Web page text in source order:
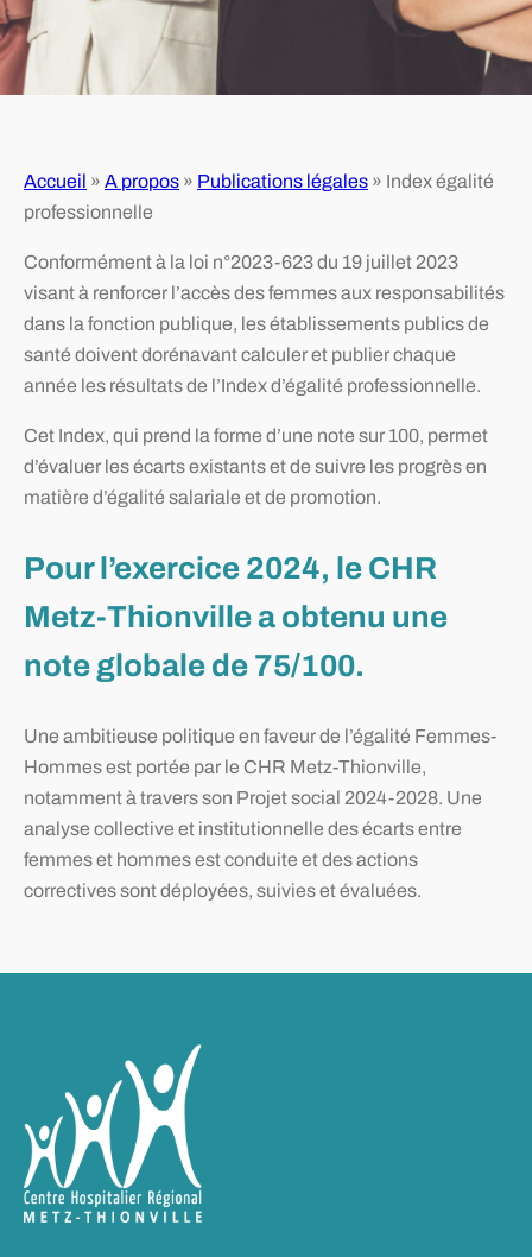
Accueil » A propos » Publications légales » Index égalité
professionnelle
Conformément à la loi n°2023-623 du 19 juillet 2023
visant à renforcer l’accès des femmes aux responsabilités
dans la fonction publique, les établissements publics de
santé doivent dorénavant calculer et publier chaque
année les résultats de l’Index d’égalité professionnelle.
Cet Index, qui prend la forme d’une note sur 100, permet
d’évaluer les écarts existants et de suivre les progrès en
matière d’égalité salariale et de promotion.
Pour l’exercice 2024, le CHR
Metz-Thionville a obtenu une
note globale de 75/100.
Une ambitieuse politique en faveur de l’égalité Femmes-
Hommes est portée par le CHR Metz-Thionville,
notamment à travers son Projet social 2024-2028. Une
analyse collective et institutionnelle des écarts entre
femmes et hommes est conduite et des actions
correctives sont déployées, suivies et évaluées.